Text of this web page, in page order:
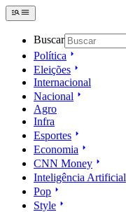
Buscar
Política
Eleições
Internacional
Nacional
Agro
Infra
Esportes
Economia
CNN Money
Inteligência Artificial
Pop
Style